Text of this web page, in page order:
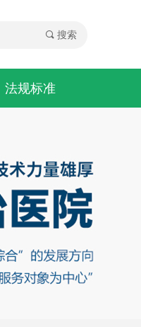
끠 搜索
法规标准